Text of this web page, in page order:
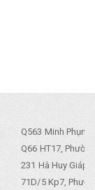
Q563 Minh
Q66 HT17,
231 Hà Huy Giáp,
71D/5 Kp7,